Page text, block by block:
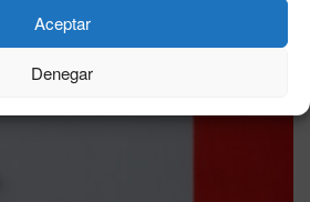
Aceptar
Denegar